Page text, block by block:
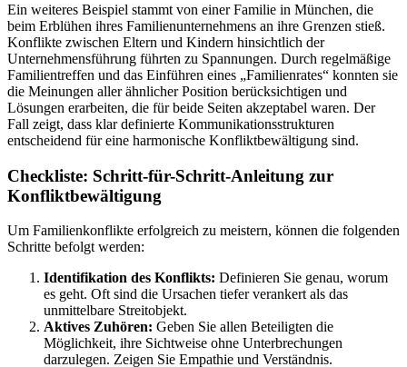
Ein weiteres Beispiel stammt von einer Familie in München, die
beim Erblühen ihres Familienunternehmens an ihre Grenzen stieß.
Konflikte zwischen Eltern und Kindern hinsichtlich der
Unternehmensführung führten zu Spannungen. Durch regelmäßige
Familientreffen und das Einführen eines „Familienrates“ konnten sie
die Meinungen aller ähnlicher Position berücksichtigen und
Lösungen erarbeiten, die für beide Seiten akzeptabel waren. Der
Fall zeigt, dass klar definierte Kommunikationsstrukturen
entscheidend für eine harmonische Konfliktbewältigung sind.
Checkliste: Schritt-für-Schritt-Anleitung zur
Konfliktbewältigung
Um Familienkonflikte erfolgreich zu meistern, können die folgenden
Schritte befolgt werden:
Identifikation des Konflikts: Definieren Sie genau, worum
es geht. Oft sind die Ursachen tiefer verankert als das
unmittelbare Streitobjekt.
Aktives Zuhören: Geben Sie allen Beteiligten die
Möglichkeit, ihre Sichtweise ohne Unterbrechungen
darzulegen. Zeigen Sie Empathie und Verständnis.